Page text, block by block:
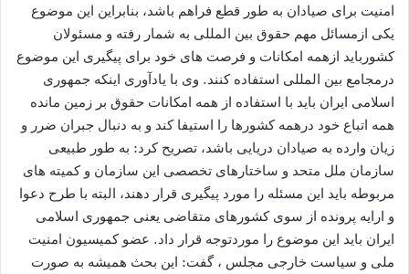
امنیت برای صیادان به طور قطع فراهم باشد، بنابراین این موضوع
یکی ازمسائل مهم حقوق بین المللی به شمار رفته و مسئولان
کشورباید ازهمه امکانات و فرصت های خود برای پیگیری این موضوع
درمجامع بین المللی استفاده کنند. وی با یادآوری اینکه جمهوری
اسلامی ایران باید با استفاده از همه امکانات حقوق بر زمین مانده
همه اتباع خود درهمه کشورها را استیفا کند و به دنبال جبران ضرر و
زیان وارده به صیادان دریایی باشد، تصریح کرد: به طور طبیعی
سازمان ملل متحد و ساختارهای تخصصی این سازمان و کمیته های
مربوطه باید این مسئله را مورد پیگیری قرار دهند، البته با طرح دعوا
و ارایه پرونده از سوی کشورهای متقاضی یعنی جمهوری اسلامی
ایران باید این موضوع را موردتوجه قرار داد. عضو کمیسیون امنیت
ملی و سیاست خارجی مجلس ، گفت: این بحث همیشه به صورت